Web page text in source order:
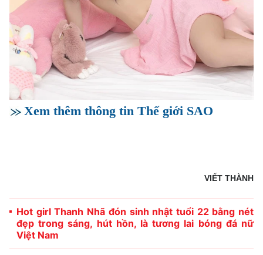
Xem thêm thông tin Thế giới SAO
VIẾT THÀNH
Hot girl Thanh Nhã đón sinh nhật tuổi 22 bằng nét
đẹp trong sáng, hút hồn, là tương lai bóng đá nữ
Việt Nam